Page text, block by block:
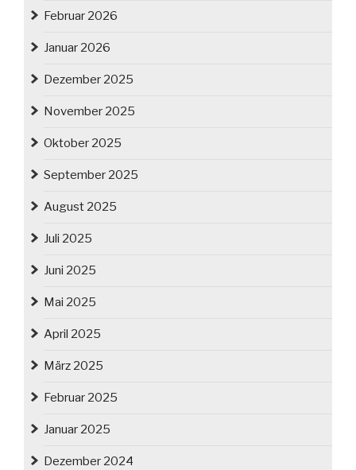
Februar 2026
Januar 2026
Dezember 2025
November 2025
Oktober 2025
September 2025
August 2025
Juli 2025
Juni 2025
Mai 2025
April 2025
März 2025
Februar 2025
Januar 2025
Dezember 2024